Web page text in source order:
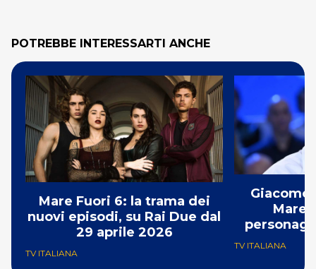
POTREBBE INTERESSARTI ANCHE
Mare Fuori 6: la trama dei
nuovi episodi, su Rai Due dal
29 aprile 2026
TV ITALIANA
Giacomo
Mare
TV ITALIANA